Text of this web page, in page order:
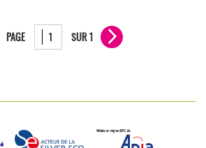
PAGE SUR 1